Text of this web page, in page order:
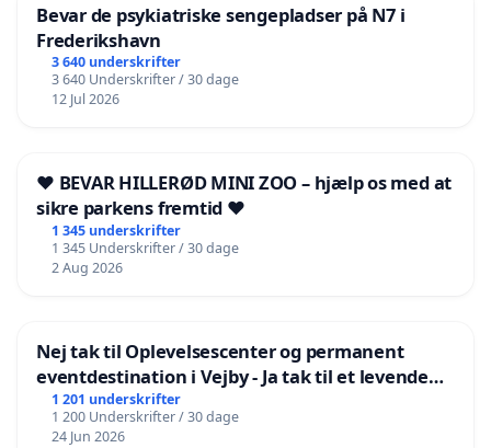
Bevar de psykiatriske sengepladser på N7 i
Frederikshavn
3 640 underskrifter
3 640 Underskrifter / 30 dage
12 Jul 2026
❤️ BEVAR HILLERØD MINI ZOO – hjælp os med at
sikre parkens fremtid ❤️
1 345 underskrifter
1 345 Underskrifter / 30 dage
2 Aug 2026
Nej tak til Oplevelsescenter og permanent
eventdestination i Vejby - Ja tak til et levende
lokalområde i balance
1 201 underskrifter
1 200 Underskrifter / 30 dage
24 Jun 2026